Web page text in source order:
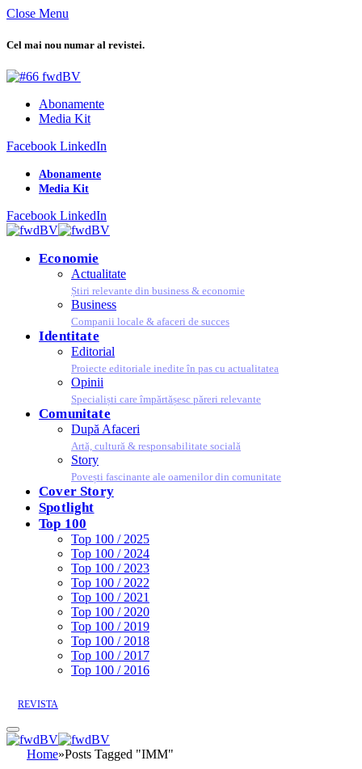
Close Menu
Cel mai nou numar al revistei.
Abonamente
Media Kit
Facebook LinkedIn
Abonamente
Media Kit
Facebook LinkedIn
Economie
Actualitate
Știri relevante din business & economie
Business
Companii locale & afaceri de succes
Identitate
Editorial
Proiecte editoriale inedite în pas cu actualitatea
Opinii
Specialiști care împărtășesc păreri relevante
Comunitate
După Afaceri
Artă, cultură & responsabilitate socială
Story
Povești fascinante ale oamenilor din comunitate
Cover Story
Spotlight
Top 100
Top 100 / 2025
Top 100 / 2024
Top 100 / 2023
Top 100 / 2022
Top 100 / 2021
Top 100 / 2020
Top 100 / 2019
Top 100 / 2018
Top 100 / 2017
Top 100 / 2016
REVISTA
Home»Posts Tagged "IMM"